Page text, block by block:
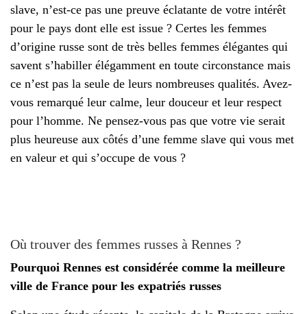
slave, n’est-ce pas une preuve éclatante de votre intérêt
pour le pays dont elle est issue ? Certes les femmes
d’origine russe sont de très belles femmes élégantes qui
savent s’habiller élégamment en toute circonstance mais
ce n’est pas la seule de leurs nombreuses qualités. Avez-
vous remarqué leur calme, leur douceur et leur respect
pour l’homme. Ne pensez-vous pas que votre vie serait
plus heureuse aux côtés d’une femme slave qui vous met
en valeur et qui s’occupe de vous ?
Où trouver des femmes russes à Rennes ?
Pourquoi Rennes est considérée comme la meilleure
ville de France pour les expatriés russes